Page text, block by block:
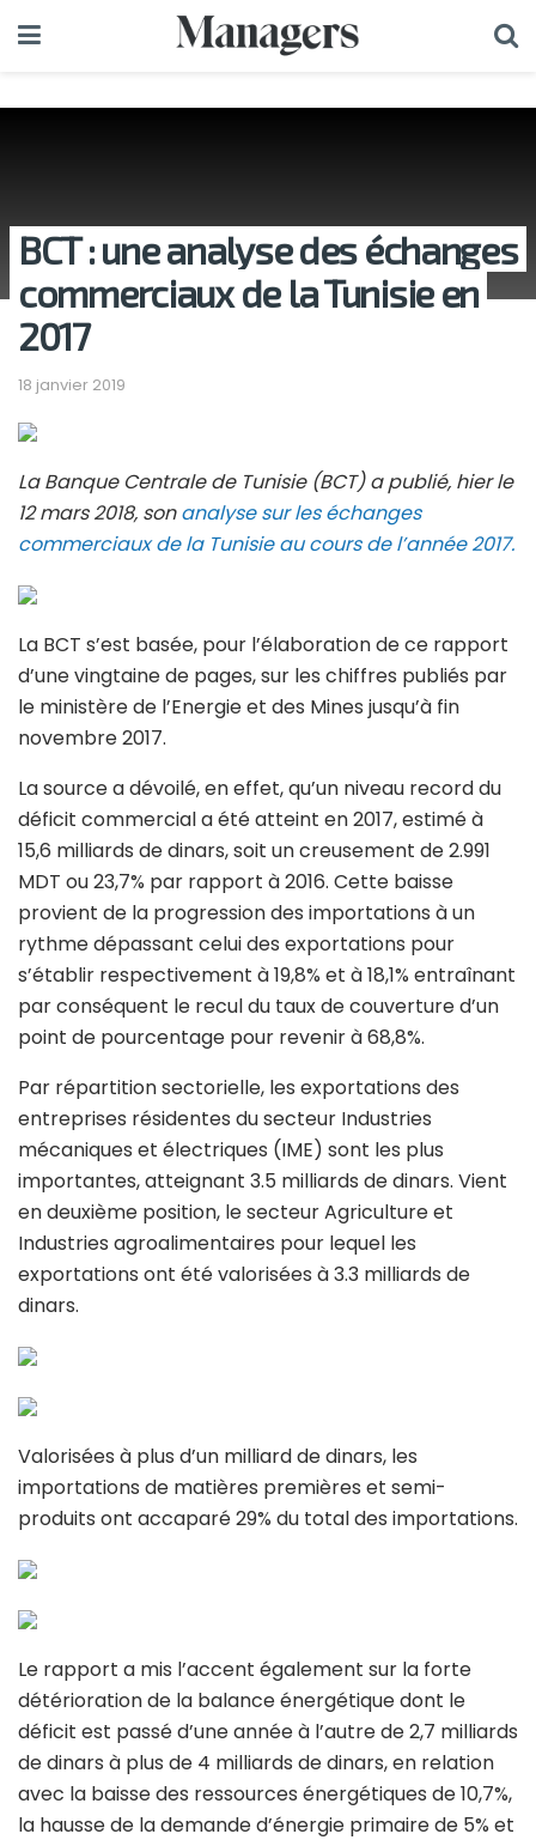
BCT : une analyse des échanges
commerciaux de la Tunisie en
2017
18 janvier 2019
La Banque Centrale de Tunisie (BCT) a publié, hier le
12 mars 2018, sonanalyse sur les échanges
commerciaux de la Tunisie au cours de l’année 2017.
La BCT s’est basée, pour l’élaboration de ce rapport
d’une vingtaine de pages, sur les chiffres publiés par
le ministère de l’Energie et des Mines jusqu’à fin
novembre 2017.
La source a dévoilé, en effet, qu’un niveau record du
déficit commercial a été atteint en 2017, estimé à
15,6 milliards de dinars, soit un creusement de 2.991
MDT ou 23,7% par rapport à 2016. Cette baisse
provient de la progression des importations à un
rythme dépassant celui des exportations pour
s’établir respectivement à 19,8% et à 18,1% entraînant
par conséquent le recul du taux de couverture d’un
point de pourcentage pour revenir à 68,8%.
Par répartition sectorielle, les exportations des
entreprises résidentes du secteur Industries
mécaniques et électriques (IME) sont les plus
importantes, atteignant 3.5 milliards de dinars. Vient
en deuxième position, le secteur Agriculture et
Industries agroalimentaires pour lequel les
exportations ont été valorisées à 3.3 milliards de
dinars.
Valorisées à plus d’un milliard de dinars, les
importations de matières premières et semi-
produits ont accaparé 29% du total des importations.
Le rapport a mis l’accent également sur la forte
détérioration de la balance énergétique dont le
déficit est passé d’une année à l’autre de 2,7 milliards
de dinars à plus de 4 milliards de dinars, en relation
avec la baisse des ressources énergétiques de 10,7%,
la hausse de la demande d’énergie primaire de 5% et